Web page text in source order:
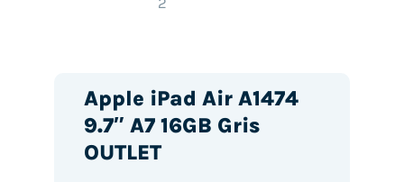
Apple iPad Air A1474
9.7″ A7 16GB Gris
OUTLET